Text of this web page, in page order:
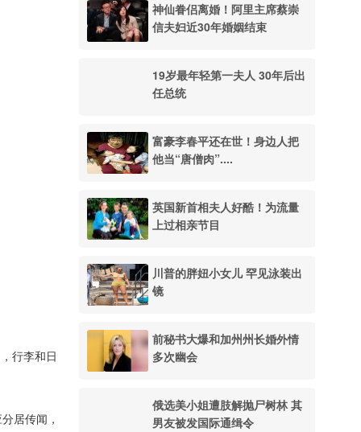
行李和日
居传闻，
神仙眷侣离婚！阿里主席蔡崇
信夫妇近30年婚姻结束
19岁最年轻第一夫人 30年后出
任总统
富豪李春平还在世！身边人把
他当“唐僧肉”....
英国新首相夫人好酷！为流量
上过相亲节目
川普的胖妞小女儿 罕见泳装出
镜
前秘书大爆和加州州长婚外情
多次幽会
俄选美小姐遭肢解抛尸树林 其
男友被发国际通缉令